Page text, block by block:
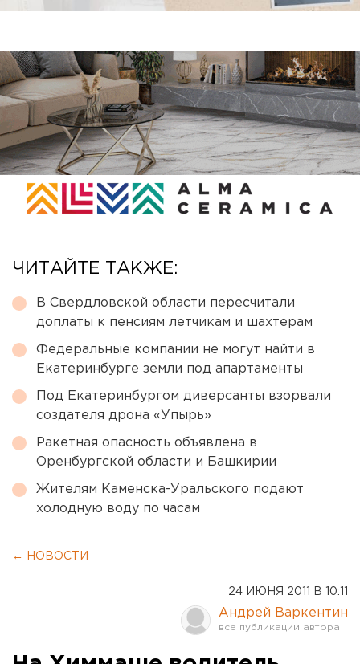
ЧИТАЙТЕ ТАКЖЕ:
В Свердловской области пересчитали
доплаты к пенсиям летчикам и шахтерам
Федеральные компании не могут найти в
Екатеринбурге земли под апартаменты
Под Екатеринбургом диверсанты взорвали
создателя дрона «Упырь»
Ракетная опасность объявлена в
Оренбургской области и Башкирии
Жителям Каменска-Уральского подают
холодную воду по часам
← НОВОСТИ
24 ИЮНЯ 2011 В 10:11
Андрей Варкентин